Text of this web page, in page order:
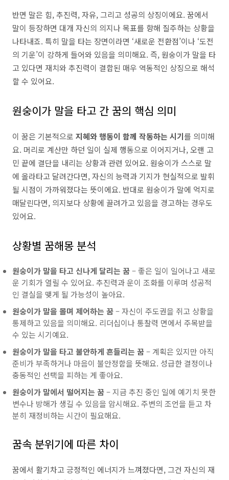
반면 말은 힘, 추진력, 자유, 그리고 성공의 상징이에요. 꿈에서
말이 등장하면 대개 자신의 의지나 목표를 향해 질주하는 상황을
나타내죠. 특히 말을 타는 장면이라면 ‘새로운 전환점’이나 ‘도전
의 기운’이 강하게 들어와 있음을 의미해요. 즉, 원숭이가 말을 타
고 있다면 재치와 추진력이 결합된 매우 역동적인 상징으로 해석
할 수 있어요.
원숭이가 말을 타고 간 꿈의 핵심 의미
이 꿈은 기본적으로 지혜와 행동이 함께 작동하는 시기를 의미해
요. 머리로 계산만 하던 일이 실제 행동으로 이어지거나, 오랜 고
민 끝에 결단을 내리는 상황과 관련 있어요. 원숭이가 스스로 말
에 올라타고 달려간다면, 자신의 능력과 기지가 현실적으로 발휘
될 시점이 가까워졌다는 뜻이에요. 반대로 원숭이가 말에 억지로
매달린다면, 의지보다 상황에 끌려가고 있음을 경고하는 경우도
있어요.
상황별 꿈해몽 분석
원숭이가 말을 타고 신나게 달리는 꿈– 좋은 일이 일어나고 새로
운 기회가 열릴 수 있어요. 추진력과 운이 조화를 이루며 성공적
인 결실을 맺게 될 가능성이 높아요.
원숭이가 말을 몰며 제어하는 꿈– 자신이 주도권을 쥐고 상황을
통제하고 있음을 의미해요. 리더십이나 통찰력 면에서 주목받을
수 있는 시기예요.
원숭이가 말을 타고 불안하게 흔들리는 꿈– 계획은 있지만 아직
준비가 부족하거나 마음이 불안정함을 뜻해요. 성급한 결정이나
충동적인 선택을 피하는 게 좋아요.
원숭이가 말에서 떨어지는 꿈– 지금 추진 중인 일에 예기치 못한
변수나 방해가 생길 수 있음을 암시해요. 주변의 조언을 듣고 차
분히 재정비하는 시간이 필요해요.
꿈속 분위기에 따른 차이
꿈에서 활기차고 긍정적인 에너지가 느껴졌다면, 그건 자신의 재